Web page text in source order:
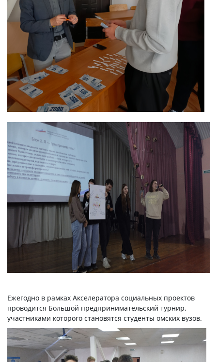
Ежегодно в рамках Акселератора социальных проектов
проводится Большой предпринимательский турнир,
участниками которого становятся студенты омских вузов.